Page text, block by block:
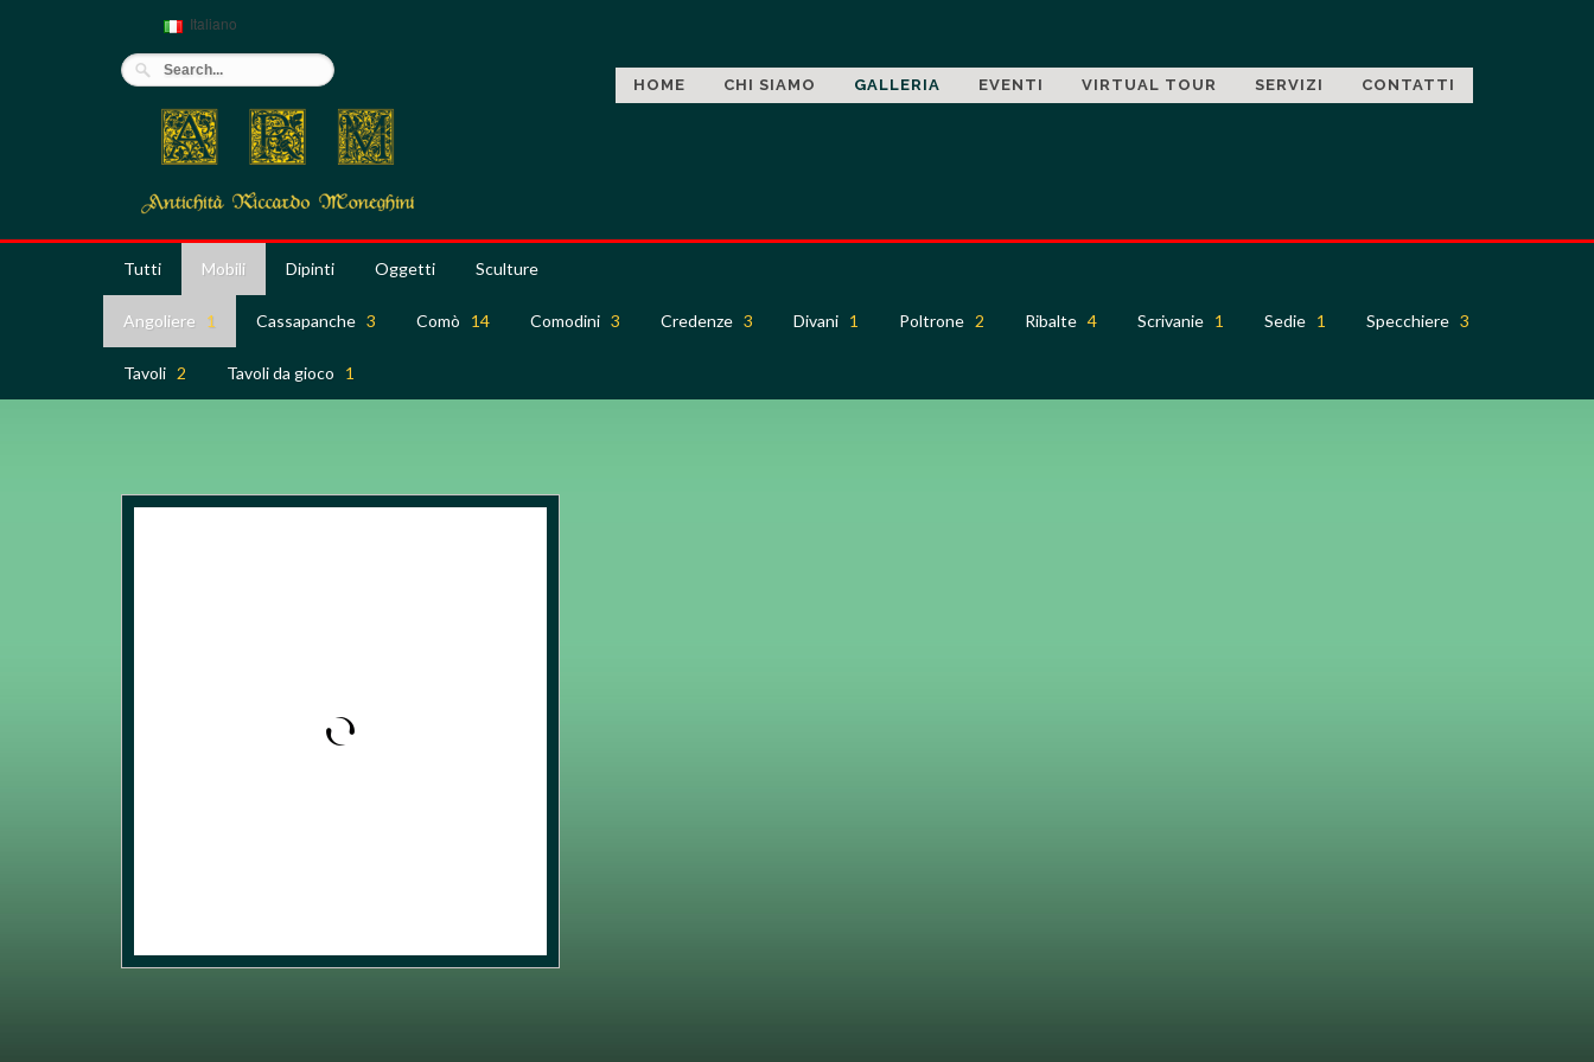
Italiano
HOME CHI SIAMO GALLERIA EVENTI VIRTUAL TOUR SERVIZI CONTATTI
Tutti Mobili Dipinti Oggetti Sculture
Angoliere 1 Cassapanche 3 Comò 14 Comodini 3 Credenze 3 Divani 1 Poltrone 2 Ribalte 4 Scrivanie 1 Sedie 1 Specchiere 3
Tavoli 2 Tavoli da gioco 1